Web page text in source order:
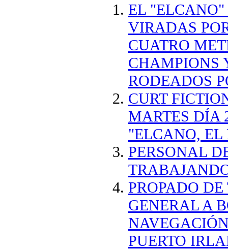
EL
VIRADAS
CUATRO
CHAMPIONS
RODEADOS
CURT
MARTES DÍA
"ELCANO,
PERSONAL
PROPADO
GENERAL A
PUERTO